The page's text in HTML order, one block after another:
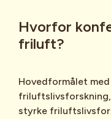
Hvorfor
friluft?
Hovedformålet
styrke